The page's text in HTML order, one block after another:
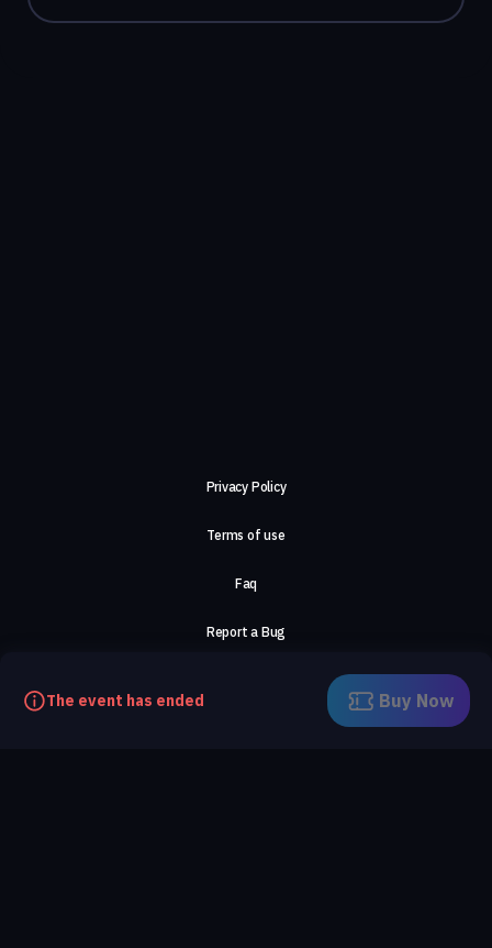
The event has ended Buy Now
Privacy Policy
Terms of use
Faq
Report a Bug